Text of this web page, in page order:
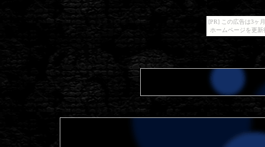
[PR] この広告は3ヶ
ホームページを更